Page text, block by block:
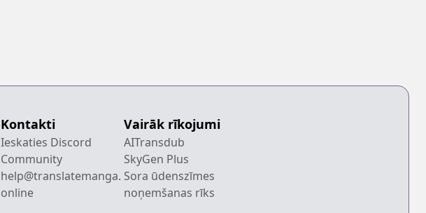
Kontakti
Ieskaties Discord
Community
help@translatemanga.
online
Vairāk rīkojumi
AITransdub
SkyGen Plus
Sora ūdenszīmes
noņemšanas rīks